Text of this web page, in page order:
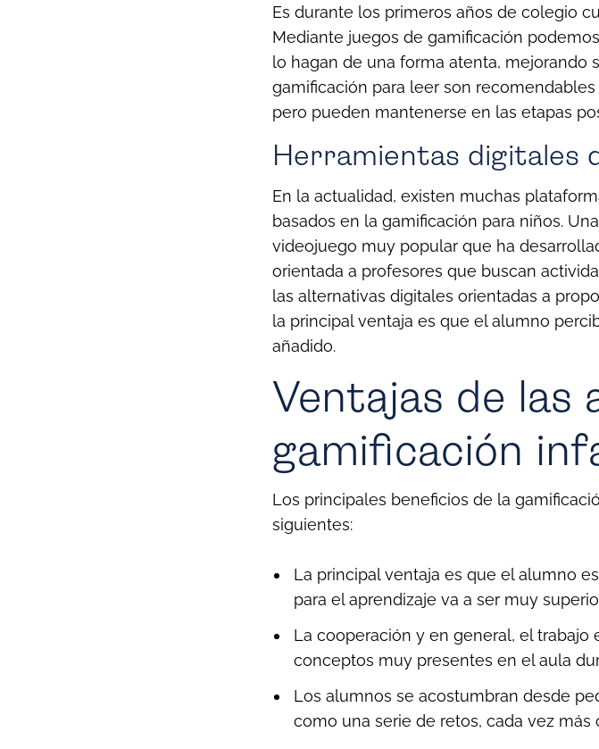
Es durante los primeros años de colegio
Mediante juegos de gamificación
lo hagan de una forma atenta, mejorando
gamificación para leer son
pero pueden mantenerse en las etapas
Herramientas digitales
En la actualidad, existen muchas
basados en la gamificación para niños.
videojuego muy popular que ha
orientada a profesores que buscan
las alternativas digitales orientadas a
la principal ventaja es que el alumno
añadido.
Ventajas de las
gamificación
Los principales beneficios de la
siguientes:
La principal ventaja es que el alumno
para el aprendizaje va a ser muy
La cooperación y en general, el trabajo
conceptos muy presentes en el aula
Los alumnos se acostumbran desde
como una serie de retos, cada vez